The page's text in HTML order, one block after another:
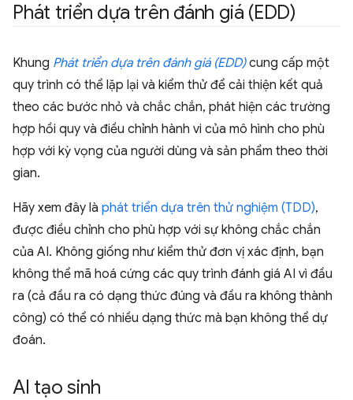
Phát triển dựa trên đánh giá (EDD)
Khung Phát triển dựa trên đánh giá (EDD)cung cấp một
quy trình có thể lặp lại và kiểm thử để cải thiện kết quả
theo các bước nhỏ và chắc chắn, phát hiện các trường
hợp hồi quy và điều chỉnh hành vi của mô hình cho phù
hợp với kỳ vọng của người dùng và sản phẩm theo thời
gian.
Hãy xem đây là phát triển dựa trên thử nghiệm (TDD),
được điều chỉnh cho phù hợp với sự không chắc chắn
của AI. Không giống như kiểm thử đơn vị xác định, bạn
không thể mã hoá cứng các quy trình đánh giá AI vì đầu
ra (cả đầu ra có dạng thức đúng và đầu ra không thành
công) có thể có nhiều dạng thức mà bạn không thể dự
đoán.
AI tạo sinh